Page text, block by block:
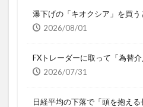
瀑下げの「キオクシア」を買う
2026/08/01
FXトレーダーに取って「為替
2026/07/31
日経平均の下落で「頭を抱え